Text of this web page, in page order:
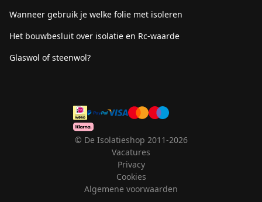
Wanneer gebruik je welke folie met isoleren
Het bouwbesluit over isolatie en Rc-waarde
Glaswol of steenwol?
© De Isolatieshop 2011-2026
Vacatures
Privacy
Cookies
Algemene voorwaarden